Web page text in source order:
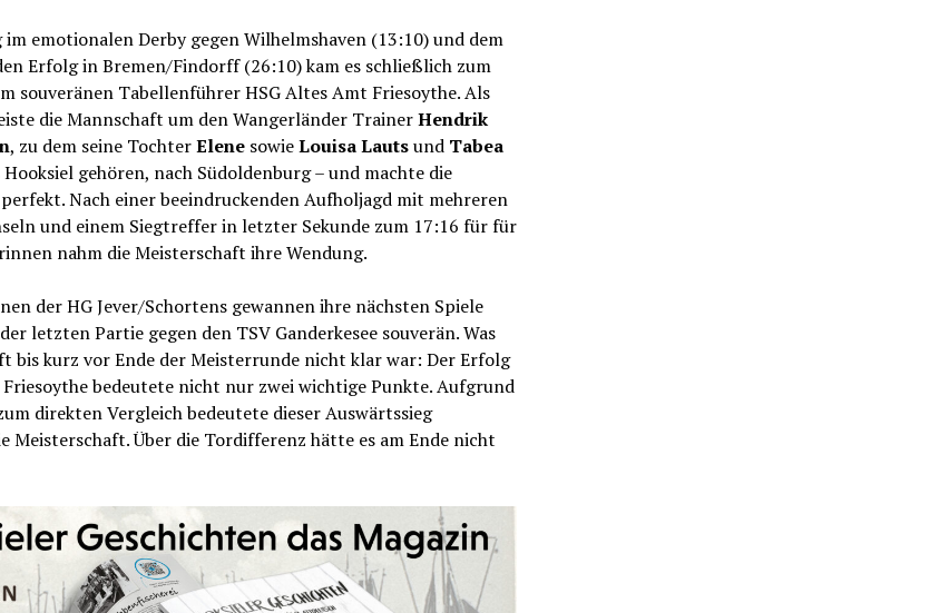
im emotionalen Derby gegen Wilhelmshaven (13:10) und dem
Erfolg in Bremen/Findorff (26:10) kam es schließlich zum
souveränen Tabellenführer HSG Altes Amt Friesoythe. Als
die Mannschaft um den Wangerländer TrainerHendrik
, zu dem seine TochterElenesowieLouisa Lautsund Tabea
gehören, nach Südoldenburg – und machte die
Nach einer beeindruckenden Aufholjagd mit mehreren
und einem Siegtreffer in letzter Sekunde zum 17:16 für für
nahm die Meisterschaft ihre Wendung.
der HG Jever/Schortens gewannen ihre nächsten Spiele
letzten Partie gegen den TSV Ganderkesee souverän. Was
bis kurz vor Ende der Meisterrunde nicht klar war: Der Erfolg
bedeutete nicht nur zwei wichtige Punkte. Aufgrund
direkten Vergleich bedeutete dieser Auswärtssieg
Meisterschaft. Über die Tordifferenz hätte es am Ende nicht